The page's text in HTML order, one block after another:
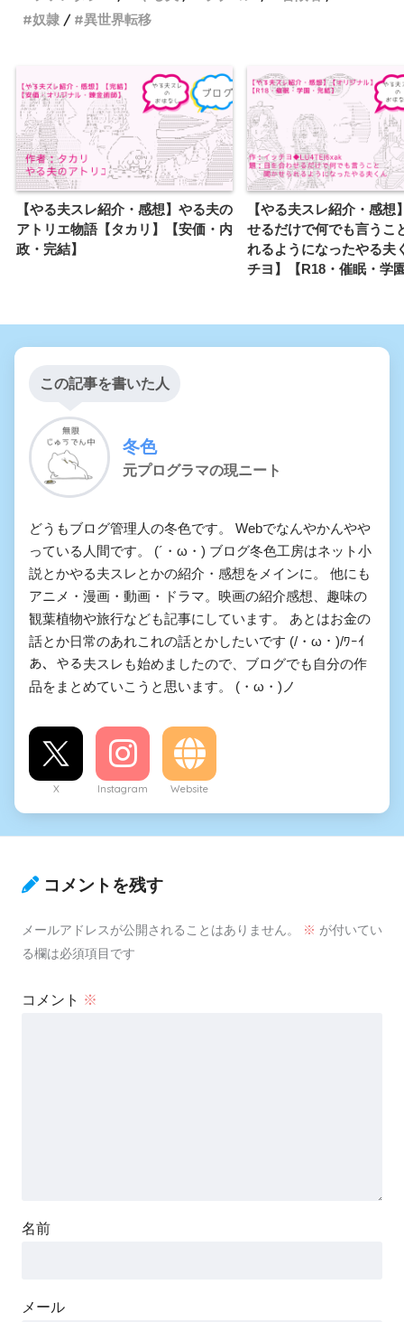
奴隷
異世界転移
【やる夫スレ紹介・感想】やる夫の
アトリエ物語【タカリ】【安価・内
政・完結】
【やる夫スレ紹介・感想
せるだけで何でも言うこ
れるようになったやる夫
チヨ】【R18・催眠・学
この記事を書いた人
冬色
元プログラマの現ニート
どうもブログ管理人の冬色です。 Webでなんやかんやや
っている人間です。 (´・ω・) ブログ冬色工房はネット小
説とかやる夫スレとかの紹介・感想をメインに。 他にも
アニメ・漫画・動画・ドラマ。映画の紹介感想、趣味の
観葉植物や旅行なども記事にしています。 あとはお金の
話とか日常のあれこれの話とかしたいです (/・ω・)/ﾜｰｲ
あ、やる夫スレも始めましたので、ブログでも自分の作
品をまとめていこうと思います。 (・ω・)ノ
X Instagram Website
コメントを残す
メールアドレスが公開されることはありません。 ※ が付いてい
る欄は必須項目です
コメント ※
名前
メール